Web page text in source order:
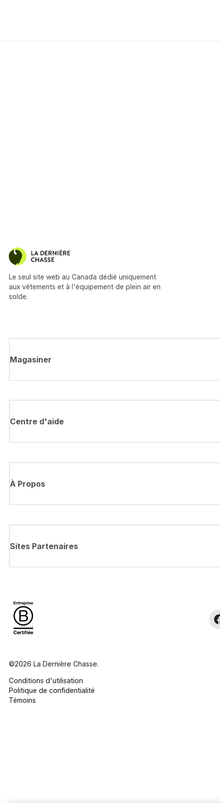
Le seul site web au Canada dédié uniquement
aux vêtements et à l'équipement de plein air en
solde.
Magasiner
Centre d'aide
À Propos
Sites Partenaires
©2026 La Dernière Chasse.
Conditions d'utilisation
Politique de confidentialité
Témoins